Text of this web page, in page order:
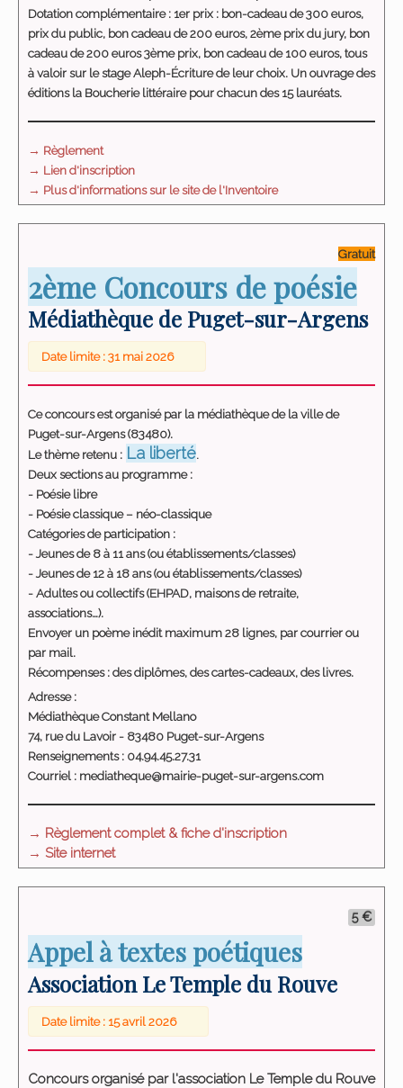
Dotation complémentaire : 1er prix : bon-cadeau de 300 euros,
prix du public, bon cadeau de 200 euros, 2ème prix du jury, bon
cadeau de 200 euros 3ème prix, bon cadeau de 100 euros, tous
à valoir sur le stage Aleph-Écriture de leur choix. Un ouvrage des
éditions la Boucherie littéraire pour chacun des 15 lauréats.
→ Règlement
→ Lien d'inscription
→ Plus d'informations sur le site de l'Inventoire
Gratuit
2ème Concours de poésie
Médiathèque de Puget-sur-Argens
Date limite : 31 mai 2026
Ce concours est organisé par la médiathèque de la ville de
Puget-sur-Argens (83480).
Le thème retenu : La liberté.
Deux sections au programme :
- Poésie libre
- Poésie classique – néo-classique
Catégories de participation :
- Jeunes de 8 à 11 ans(ou établissements/classes)
- Jeunes de 12 à 18 ans(ou établissements/classes)
- Adultes ou collectifs(EHPAD, maisons de retraite,
associations…).
Envoyer un poème inédit maximum 28 lignes, par courrier ou
par mail.
Récompenses : des diplômes, des cartes-cadeaux, des livres.
Adresse :
Médiathèque Constant Mellano
74, rue du Lavoir - 83480 Puget-sur-Argens
Renseignements : 04.94.45.27.31
Courriel : mediatheque@mairie-puget-sur-argens.com
→ Règlement complet & fiche d'inscription
→ Site internet
5 €
Appel à textes poétiques
Association Le Temple du Rouve
Date limite : 15 avril 2026
Concours organisé par l'association Le Temple du Rouve